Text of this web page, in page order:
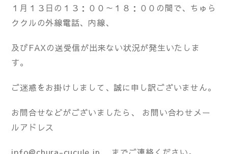
１月１３日の１３：００～１８：００の間で、ちゅら
ククルの外線電話、内線、
及びFAXの送受信が出来ない状況が発生いたしま
す。
ご迷惑をお掛けしまして、誠に申し訳ございません。
お問合せなどがございましたら、 お問い合わせメー
ルアドレス